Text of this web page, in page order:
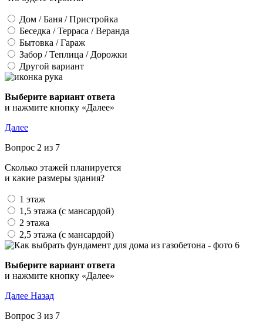
Дом / Баня / Пристройка
Беседка / Терраса / Веранда
Бытовка / Гараж
Забор / Теплица / Дорожки
Другой вариант
Выберите вариант ответа
и нажмите кнопку «Далее»
Далее
Вопрос 2 из 7
Сколько этажей планируется
и какие размеры здания?
1 этаж
1,5 этажа (с мансардой)
2 этажа
2,5 этажа (с мансардой)
Выберите вариант ответа
и нажмите кнопку «Далее»
Далее Назад
Вопрос 3 из 7